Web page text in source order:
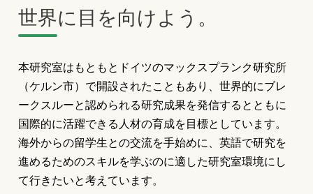
世界に目を向けよう。
本研究室はもともとドイツのマックスプランク研究所
（ケルン市）で開設されたこともあり、世界的にブレ
ークスルーと認められる研究成果を発信するとともに
国際的に活躍できる人材の育成を目標としています。
海外からの留学生との交流を手始めに、英語で研究を
進めるためのスキルを学ぶのに適した研究室環境にし
て行きたいと考えています。